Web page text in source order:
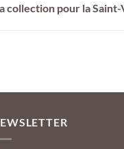
collection pour la